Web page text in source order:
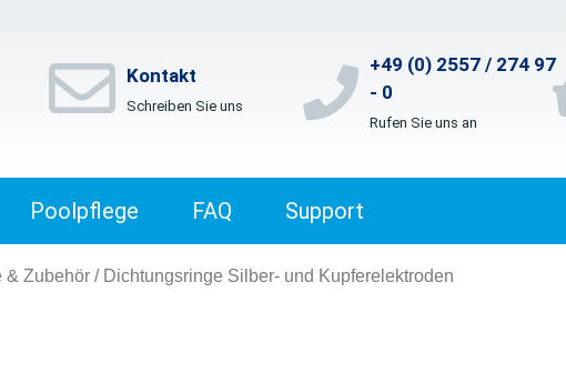
Kontakt
Schreiben Sie uns
+49 (0) 2557 / 274 97
- 0
Rufen Sie uns an
Poolpflege FAQ Support
& Zubehör / Dichtungsringe Silber- und Kupferelektroden